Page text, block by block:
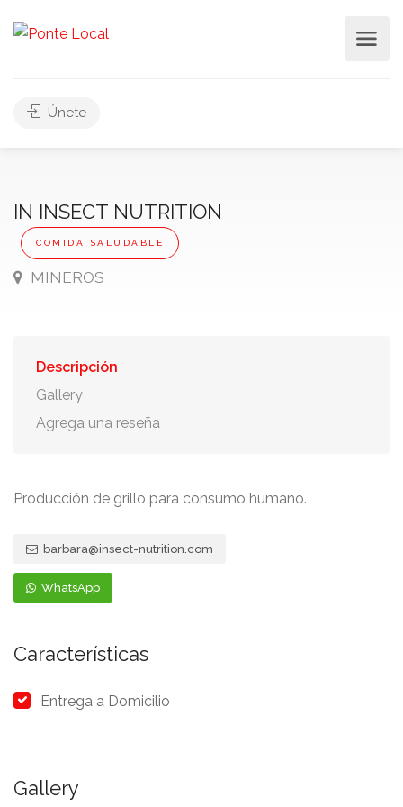
Únete
IN INSECT NUTRITION
COMIDA SALUDABLE
MINEROS
Descripción
Gallery
Agrega una reseña
Producción de grillo para consumo humano.
barbara@insect-nutrition.com
WhatsApp
Características
Entrega a Domicilio
Gallery